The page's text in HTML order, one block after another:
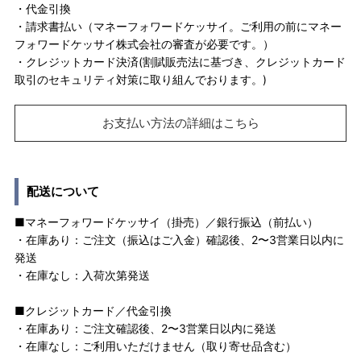
・代金引換
・請求書払い（マネーフォワードケッサイ。ご利用の前にマネー
フォワードケッサイ株式会社の審査が必要です。）
・クレジットカード決済(割賦販売法に基づき、クレジットカード
取引のセキュリティ対策に取り組んでおります。)
お支払い方法の詳細はこちら
配送について
■マネーフォワードケッサイ（掛売）／銀行振込（前払い）
・在庫あり：ご注文（振込はご入金）確認後、2〜3営業日以内に
発送
・在庫なし：入荷次第発送
■クレジットカード／代金引換
・在庫あり：ご注文確認後、2〜3営業日以内に発送
・在庫なし：ご利用いただけません（取り寄せ品含む）